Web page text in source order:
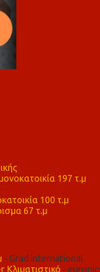
197 τ.μ
100 τ.μ
67 τ.μ
- Grad international
-